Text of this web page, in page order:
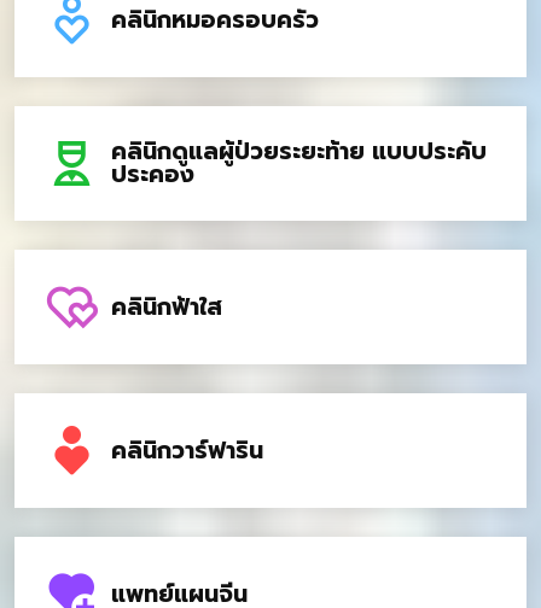
คลินิกหมอครอบครัว
คลินิกดูแลผู้ป่วยระยะท้าย แบบประคับ
ประคอง
คลินิกฟ้าใส
คลินิกวาร์ฟาริน
แพทย์แผนจีน